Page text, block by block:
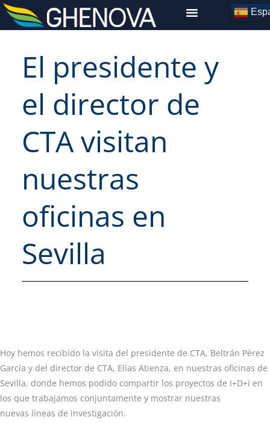
Skip
El presidente y
el director de
CTA visitan
nuestras
oficinas en
Sevilla
Hoy hemos recibido la visita del presidente de CTA, Beltrán Pérez
García y del director de CTA, Elías Atienza, en nuestras oficinas de
Sevilla, donde hemos podido compartir los proyectos de I+D+i en
los que trabajamos conjuntamente y mostrar nuestras
nuevas líneas de investigación.